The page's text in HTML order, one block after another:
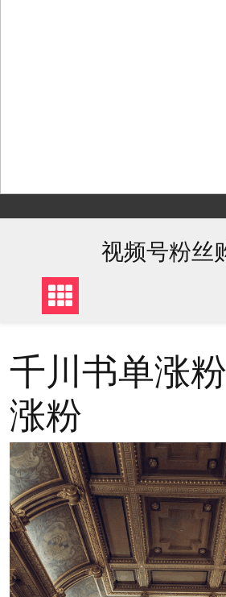
to
视频号粉丝
千川书单涨
涨粉